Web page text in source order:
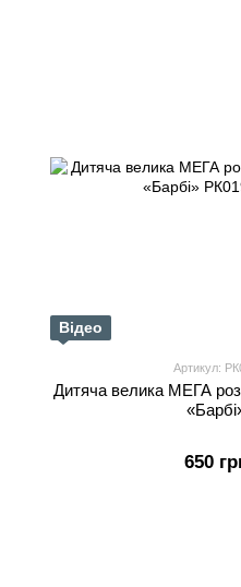
Відео
Артикул:
Дитяча велика МЕГА
650